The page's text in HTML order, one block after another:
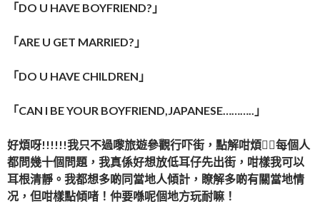
「DO U HAVE BOYFRIEND?」
「ARE U GET MARRIED?」
「DO U HAVE CHILDREN」
「CAN I BE YOUR BOYFRIEND,JAPANESE………..」
好煩呀!!!!!!我只不過嚟旅遊參觀行吓街，點解咁煩！每個人
都問幾十個問題，我真係好想放低耳仔先出街，咁樣我可以
耳根清靜。我都想多啲同當地人傾計，瞭解多啲有關當地情
况，但咁樣點傾啫！仲要喺呢個地方玩耐嘛！